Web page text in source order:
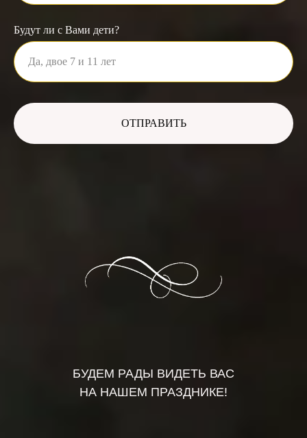
Будут ли с Вами дети?
ОТПРАВИТЬ
БУДЕМ РАДЫ ВИДЕТЬ ВАС
НА НАШЕМ ПРАЗДНИКЕ!